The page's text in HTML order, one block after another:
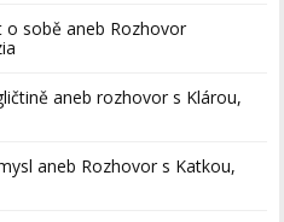
sobě aneb Rozhovor
aneb rozhovor s Klárou,
aneb Rozhovor s Katkou,